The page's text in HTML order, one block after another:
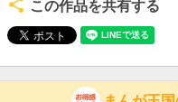
この作品を共有する